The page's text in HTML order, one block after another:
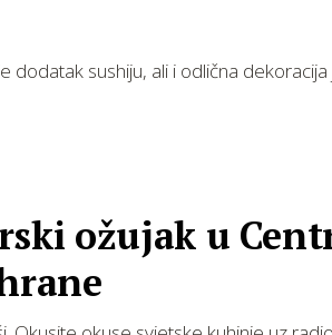
dodatak sushiju, ali i odlična
ožujak u